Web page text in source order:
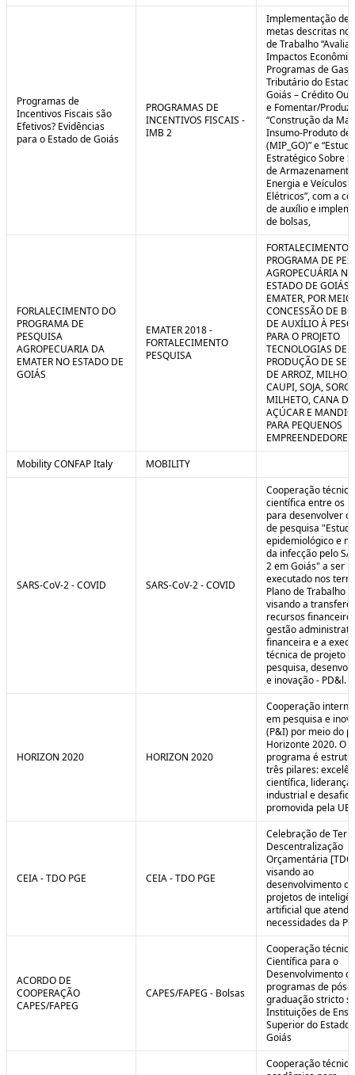
Programas de
Incentivos Fiscais são
Efetivos? Evidências
para o Estado de Goiás
PROGRAMAS DE
INCENTIVOS FISCAIS -
IMB 2
Implementação de
metas descritas
de Trabalho
Impactos
Programas de
Tributário do
Goiás – Crédito
e Fomentar/
“Construção da
Insumo-Produto de
(MIP_GO)” e “Estudo
Estratégico Sobre
de
Energia e Veículos
Elétricos”, com a
de auxílio e
de bolsas,
FORLALECIMENTO DO
PROGRAMA DE
PESQUISA
AGROPECUARIA DA
EMATER NO ESTADO DE
GOIÁS
EMATER 2018 -
FORTALECIMENTO
PESQUISA
FORTALECIMENTO
PROGRAMA DE
AGROPECUÁRIA NO
ESTADO DE GOIÁS
EMATER, POR
CONCESSÃO DE
DE AUXÍLIO À
PARA O PROJETO
TECNOLOGIAS DE
PRODUÇÃO DE
DE ARROZ, MILHO,
CAUPI, SOJA,
MILHETO, CANA DE
AÇÚCAR E
PARA PEQUENOS
Mobility CONFAP Italy
MOBILITY
SARS-CoV-2 - COVID SARS-CoV-2 - COVID
Cooperação
científica entre os
para desenvolver o
de pesquisa "Estudo
epidemiológico e
da infecção pelo
2 em Goiás" a ser
executado nos
Plano de Trabalho
visando a
recursos
gestão
financeira e a
técnica de projeto
pesquisa,
e inovação - PD&l.
HORIZON 2020 HORIZON 2020
Cooperação
em pesquisa e
(P&I) por meio do
Horizonte 2020. O
programa é
três pilares:
científica, liderança
industrial e
promovida pela UE.
CEIA - TDO PGE CEIA - TDO PGE
Celebração de
Descentralização
Orçamentária
visando ao
desenvolvimento de
projetos de
artificial que
necessidades da
ACORDO DE
COOPERAÇÃO
CAPES/FAPEG
CAPES/FAPEG - Bolsas
Cooperação
Científica para o
Desenvolvimento
programas de pós-
graduação stricto
Instituições de
Superior do Estado
Goiás
Cooperação